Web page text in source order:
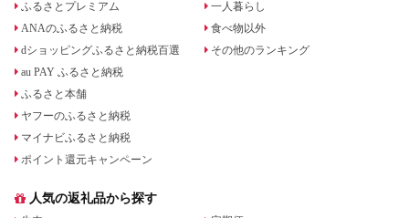
ふるさとプレミアム
ANAのふるさと納税
dショッピングふるさと納税百選
au PAY ふるさと納税
ふるさと本舗
ヤフーのふるさと納税
マイナビふるさと納税
ポイント還元キャンペーン
一人暮らし
食べ物以外
その他のランキング
人気の返礼品から探す